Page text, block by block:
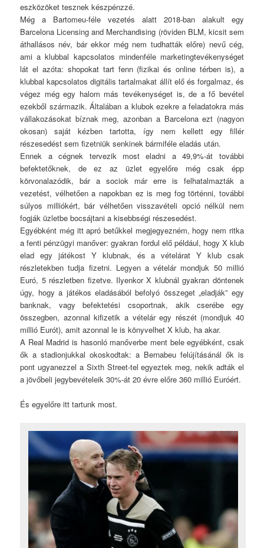
eszközöket tesznek készpénzzé.
Még a Bartomeu-féle vezetés alatt 2018-ban alakult egy
Barcelona Licensing and Merchandising (röviden BLM, kicsit sem
áthallásos név, bár ekkor még nem tudhatták előre) nevű cég,
ami a klubbal kapcsolatos mindenféle marketingtevékenységet
lát el azóta: shopokat tart fenn (fizikai és online térben is), a
klubbal kapcsolatos digitális tartalmakat állít elő és forgalmaz, és
végez még egy halom más tevékenységet is, de a fő bevétel
ezekből származik. Általában a klubok ezekre a feladatokra más
vállakozásokat bíznak meg, azonban a Barcelona ezt (nagyon
okosan) saját kézben tartotta, így nem kellett egy fillér
részesedést sem fizetniük senkinek bármiféle eladás után.
Ennek a cégnek tervezik most eladni a 49,9%-át további
befektetőknek, de ez az üzlet egyelőre még csak épp
körvonalazódik, bár a sociok már erre is felhatalmazták a
vezetést, vélhetően a napokban ez is meg fog történni, további
súlyos milliókért, bár vélhetően visszavételi opció nélkül nem
fogják üzletbe bocsájtani a kisebbségi részesedést.
Egyébként még itt apró betűkkel megjegyezném, hogy nem ritka
a fenti pénzügyi manőver: gyakran fordul elő például, hogy X klub
elad egy játékost Y klubnak, és a vételárat Y klub csak
részletekben tudja fizetni. Legyen a vételár mondjuk 50 millió
Euró, 5 részletben fizetve. Ilyenkor X klubnál gyakran döntenek
úgy, hogy a játékos eladásából befolyó összeget „eladják” egy
banknak, vagy befektetési csoportnak, akik cserébe egy
összegben, azonnal kifizetik a vételár egy részét (mondjuk 40
millió Eurót), amit azonnal le is könyvelhet X klub, ha akar.
A Real Madrid is hasonló manőverbe ment bele egyébként, csak
ők a stadionjukkal okoskodtak: a Bernabeu felújításánál ők is
pont ugyanezzel a Sixth Street-tel egyeztek meg, nekik adták el
a jövőbeli jegybevételeik 30%-át 20 évre előre 360 millió Euróért.
És egyelőre itt tartunk most.